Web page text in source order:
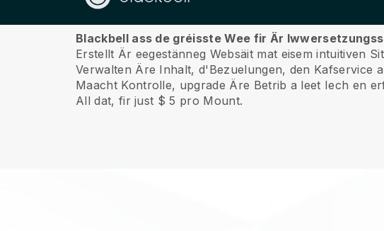
Iwwert ons
Blackbell ass de gréisste Wee fir Är
Erstellt Är eegestänneg Websäit mat eisem intuitiven
Verwalten Äre Inhalt, d'Bezuelungen, den Kafservice
Maacht Kontrolle, upgrade Äre Betrib a leet Iech en
All dat, fir just $ 5 pro Mount.